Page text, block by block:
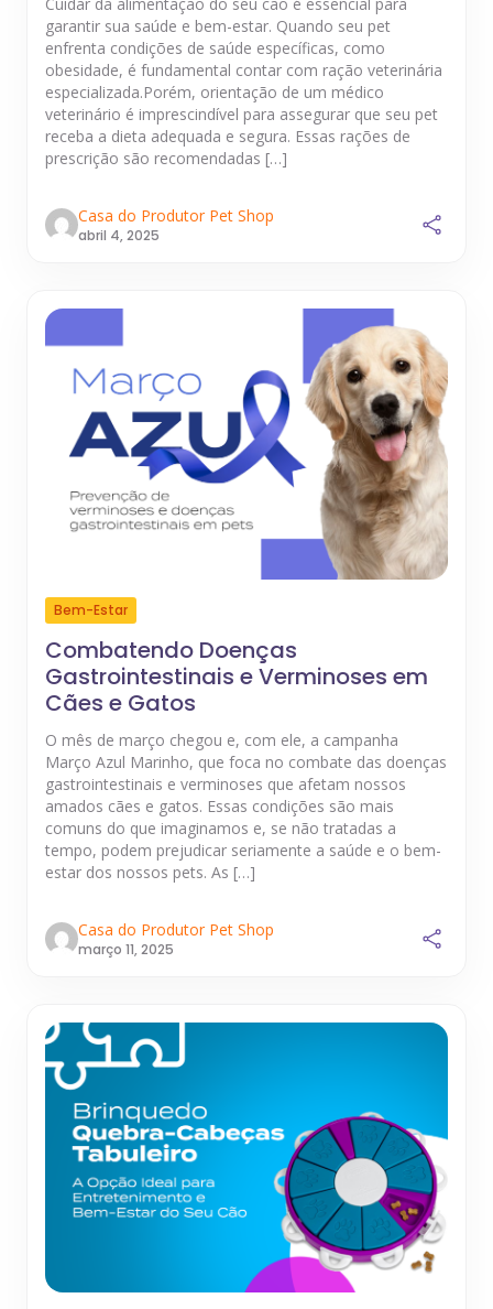
Cuidar da alimentação do seu cão é essencial para
garantir sua saúde e bem-estar. Quando seu pet
enfrenta condições de saúde específicas, como
obesidade, é fundamental contar com ração veterinária
especializada.Porém, orientação de um médico
veterinário é imprescindível para assegurar que seu pet
receba a dieta adequada e segura. Essas rações de
prescrição são recomendadas […]
Casa do Produtor Pet Shop
abril 4, 2025
Bem-Estar
Combatendo Doenças
Gastrointestinais e Verminoses em
Cães e Gatos
O mês de março chegou e, com ele, a campanha
Março Azul Marinho, que foca no combate das doenças
gastrointestinais e verminoses que afetam nossos
amados cães e gatos. Essas condições são mais
comuns do que imaginamos e, se não tratadas a
tempo, podem prejudicar seriamente a saúde e o bem-
estar dos nossos pets. As […]
Casa do Produtor Pet Shop
março 11, 2025